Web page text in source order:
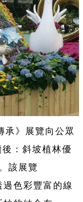
承》展覽向公眾
：斜坡植林優
該展覽
過色彩豐富的線